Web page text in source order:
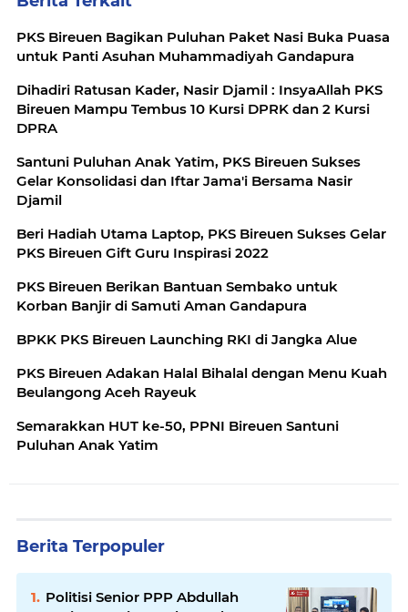
PKS Bireuen Bagikan Puluhan Paket Nasi Buka Puasa
untuk Panti Asuhan Muhammadiyah Gandapura
Dihadiri Ratusan Kader, Nasir Djamil : InsyaAllah PKS
Bireuen Mampu Tembus 10 Kursi DPRK dan 2 Kursi
DPRA
Santuni Puluhan Anak Yatim, PKS Bireuen Sukses
Gelar Konsolidasi dan Iftar Jama'i Bersama Nasir
Djamil
Beri Hadiah Utama Laptop, PKS Bireuen Sukses Gelar
PKS Bireuen Gift Guru Inspirasi 2022
PKS Bireuen Berikan Bantuan Sembako untuk
Korban Banjir di Samuti Aman Gandapura
BPKK PKS Bireuen Launching RKI di Jangka Alue
PKS Bireuen Adakan Halal Bihalal dengan Menu Kuah
Beulangong Aceh Rayeuk
Semarakkan HUT ke-50, PPNI Bireuen Santuni
Puluhan Anak Yatim
Berita Terpopuler
Politisi Senior PPP Abdullah